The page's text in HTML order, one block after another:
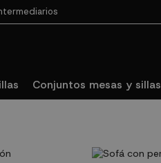
Conjuntos mesas y sillas